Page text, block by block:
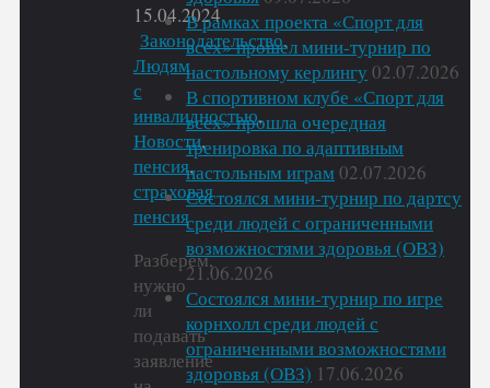
15.04.2024
Законодательство,
Людям
с
инвалидностью,
Новости,
пенсия,
страховая
пенсия
Разберём,
нужно
ли
подавать
заявление
В рамках проекта «Спорт для
всех» прошел мини-турнир по
настольному керлингу02.07.2026
В спортивном клубе «Спорт для
всех» прошла очередная
тренировка по адаптивным
настольным играм 02.07.2026
Состоялся мини-турнир по дартсу
среди людей с ограниченными
возможностями здоровья (ОВЗ)
21.06.2026
Состоялся мини-турнир по игре
корнхолл среди людей с
ограниченными возможностями
здоровья (ОВЗ) 17.06.2026